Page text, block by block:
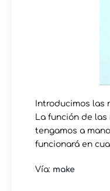
Introducimos las
La función de
tengamos a
funcionará en
Vía: make